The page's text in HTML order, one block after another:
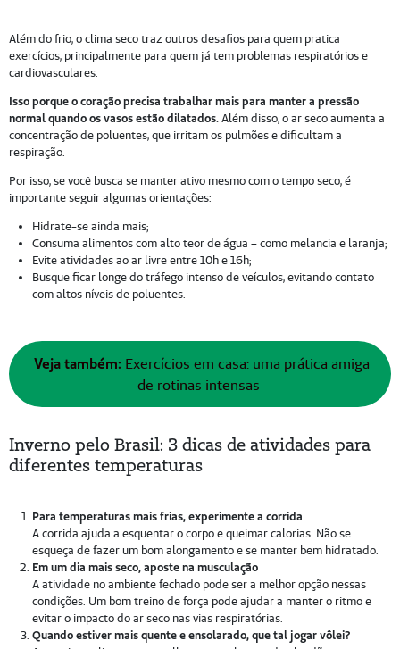
Além do frio, o clima seco traz outros desafios para quem pratica
exercícios, principalmente para quem já tem problemas respiratórios e
cardiovasculares.
Isso porque o coração precisa trabalhar mais para manter a pressão
normal quando os vasos estão dilatados.Além disso, o ar seco aumenta a
concentração de poluentes, que irritam os pulmões e dificultam a
respiração.
Por isso, se você busca se manter ativo mesmo com o tempo seco, é
importante seguir algumas orientações:
Hidrate-se ainda mais;
Consuma alimentos com alto teor de água – como melancia e laranja;
Evite atividades ao ar livre entre 10h e 16h;
Busque ficar longe do tráfego intenso de veículos, evitando contato
com altos níveis de poluentes.
Veja também: Exercícios em casa: uma prática amiga
de rotinas intensas
Inverno pelo Brasil: 3 dicas de atividades para
diferentes temperaturas
Para temperaturas mais frias, experimente a corrida
A corrida ajuda a esquentar o corpo e queimar calorias. Não se
esqueça de fazer um bom alongamento e se manter bem hidratado.
Em um dia mais seco, aposte na musculação
A atividade no ambiente fechado pode ser a melhor opção nessas
condições. Um bom treino de força pode ajudar a manter o ritmo e
evitar o impacto do ar seco nas vias respiratórias.
Quando estiver mais quente e ensolarado, que tal jogar vôlei?